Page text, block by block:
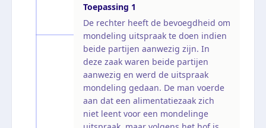
Toepassing 1
De rechter heeft de bevoegdheid om
mondeling uitspraak te doen indien
beide partijen aanwezig zijn. In
deze zaak waren beide partijen
aanwezig en werd de uitspraak
mondeling gedaan. De man voerde
aan dat een alimentatiezaak zich
niet leent voor een mondelinge